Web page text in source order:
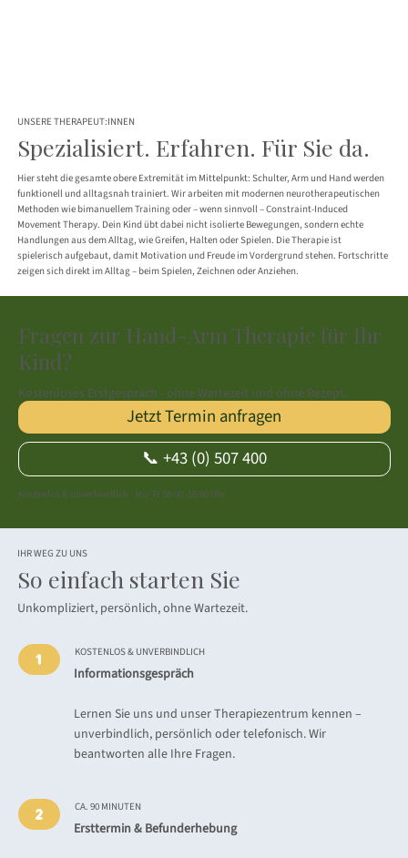
UNSERE THERAPEUT:INNEN
Spezialisiert. Erfahren. Für Sie da.
Hier steht die gesamte obere Extremität im Mittelpunkt: Schulter, Arm und Hand werden
funktionell und alltagsnah trainiert. Wir arbeiten mit modernen neurotherapeutischen
Methoden wie bimanuellem Training oder – wenn sinnvoll – Constraint-Induced
Movement Therapy. Dein Kind übt dabei nicht isolierte Bewegungen, sondern echte
Handlungen aus dem Alltag, wie Greifen, Halten oder Spielen. Die Therapie ist
spielerisch aufgebaut, damit Motivation und Freude im Vordergrund stehen. Fortschritte
zeigen sich direkt im Alltag – beim Spielen, Zeichnen oder Anziehen.
Fragen zur Hand-Arm Therapie für Ihr
Kind?
Kostenloses Erstgespräch - ohne Wartezeit und ohne Rezept.
Jetzt Termin anfragen
📞 +43 (0) 507 400
Kostenlos & unverbindlich · Mo–Fr 08:00–16:00 Uhr
IHR WEG ZU UNS
So einfach starten Sie
Unkompliziert, persönlich, ohne Wartezeit.
1 KOSTENLOS & UNVERBINDLICH
Informationsgespräch
Lernen Sie uns und unser Therapiezentrum kennen –
unverbindlich, persönlich oder telefonisch. Wir
beantworten alle Ihre Fragen.
2 CA. 90 MINUTEN
Ersttermin & Befunderhebung